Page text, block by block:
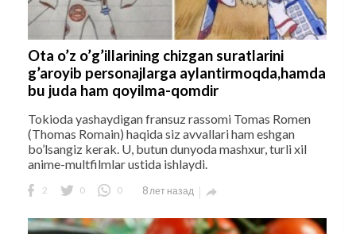
Ota o’z o’g’illarining chizgan suratlarini
g’aroyib personajlarga aylantirmoqda,hamda
bu juda ham qoyilma-qomdir
Tokioda yashaydigan fransuz rassomi Tomas Romen
(Thomas Romain) haqida siz avvallari ham eshgan
bo’lsangiz kerak. U, butun dunyoda mashxur, turli xil
anime-multfilmlar ustida ishlaydi.
2 0 0 8 лет назад 